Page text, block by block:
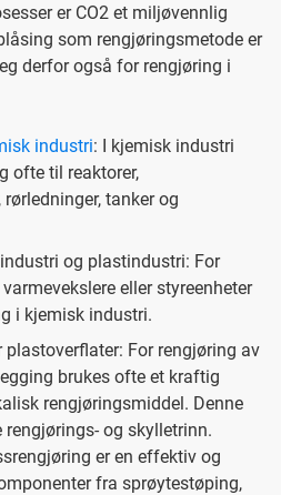
er CO2 et miljøvennlig
som rengjøringsmetode er
derfor også for rengjøring i
industri: I kjemisk industri
ofte til reaktorer,
tanker og
og plastindustri: For
eller styreenheter
i kjemisk industri.
For rengjøring av
brukes ofte et kraftig
rengjøringsmiddel. Denne
rengjørings- og skylletrinn.
er en effektiv og
fra sprøytestøping,